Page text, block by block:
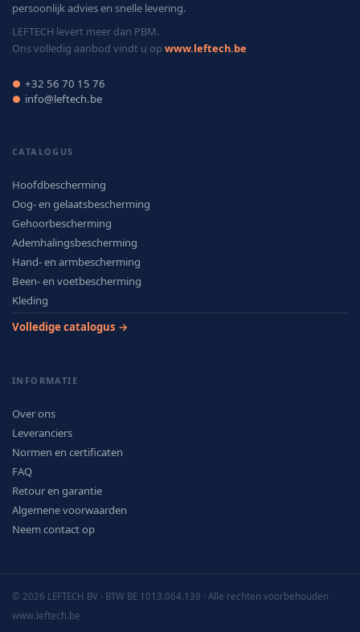
persoonlijk advies en snelle levering.
LEFTECH levert meer dan PBM.
Ons volledig aanbod vindt u op www.leftech.be
● +32 56 70 15 76
● info@leftech.be
CATALOGUS
Hoofdbescherming
Oog- en gelaatsbescherming
Gehoorbescherming
Ademhalingsbescherming
Hand- en armbescherming
Been- en voetbescherming
Kleding
Volledige catalogus →
INFORMATIE
Over ons
Leveranciers
Normen en certificaten
FAQ
Retour en garantie
Algemene voorwaarden
Neem contact op
© 2026 LEFTECH BV · BTW BE 1013.064.139 · Alle rechten voorbehouden
www.leftech.be